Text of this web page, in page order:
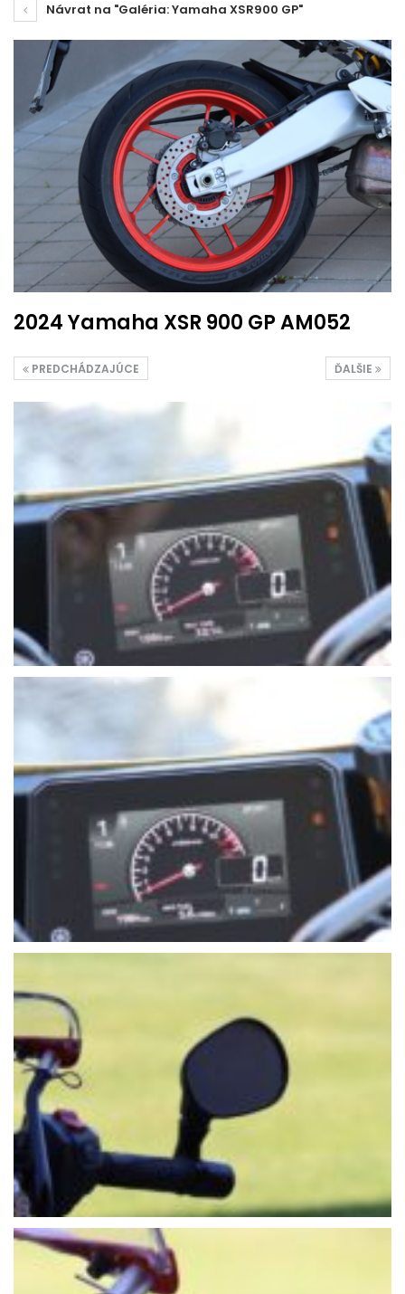
Návrat na "Galéria: Yamaha XSR900 GP"
2024 Yamaha XSR 900 GP AM052
ĎALŠIE
PREDCHÁDZAJÚCE